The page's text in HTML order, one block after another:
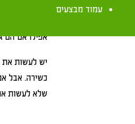
עמוד מבצעים
אפילו אם הם
יש לעשות את
כשירה. אבל
שלא לעשות